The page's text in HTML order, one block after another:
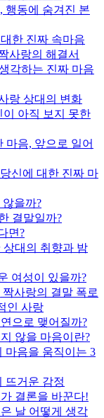
행동에 숨겨진 본
한 진짜 속마음
사랑의 해결서
각하는 진짜 마음
랑 상대의 변화
아직 보지 못한
마음, 앞으로 일어
신에 대한 진짜 마
을까?
결말일까?
면?
상대의 취향과 밤
여성이 있을까?
사랑의 결말 폭로
인 사랑
으로 맺어질까?
않을 마음이란?
마음을 움직이는 3
뜨거운 감정
결론을 바꾼다!
날 어떻게 생각